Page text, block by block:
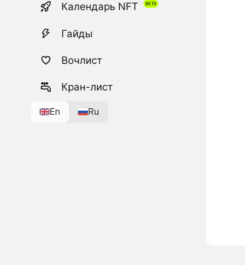
Календарь NFT
Гайды
Вочлист
Кран-лист
En Ru